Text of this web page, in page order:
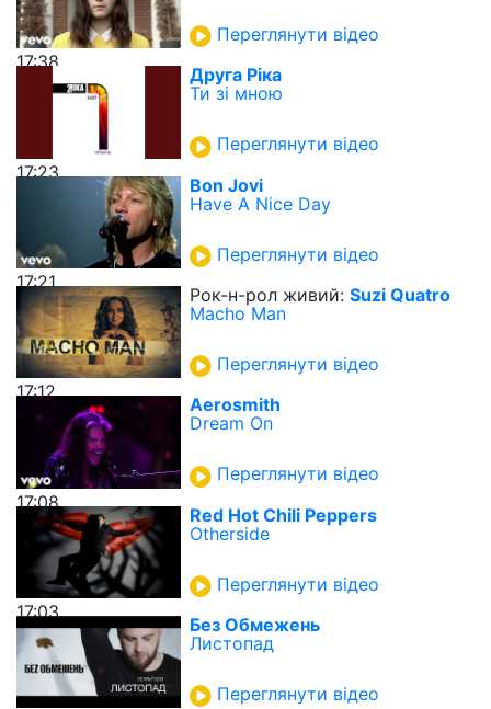
17:38
Переглянути відео
17:23
Друга Ріка
Ти зі мною
Переглянути відео
17:21
Bon Jovi
Have A Nice Day
Переглянути відео
17:12
Рок-н-рол живий: Suzi Quatro
Macho Man
Переглянути відео
17:08
Aerosmith
Dream On
Переглянути відео
17:03
Red Hot Chili Peppers
Otherside
Переглянути відео
Без Обмежень
Листопад
Переглянути відео